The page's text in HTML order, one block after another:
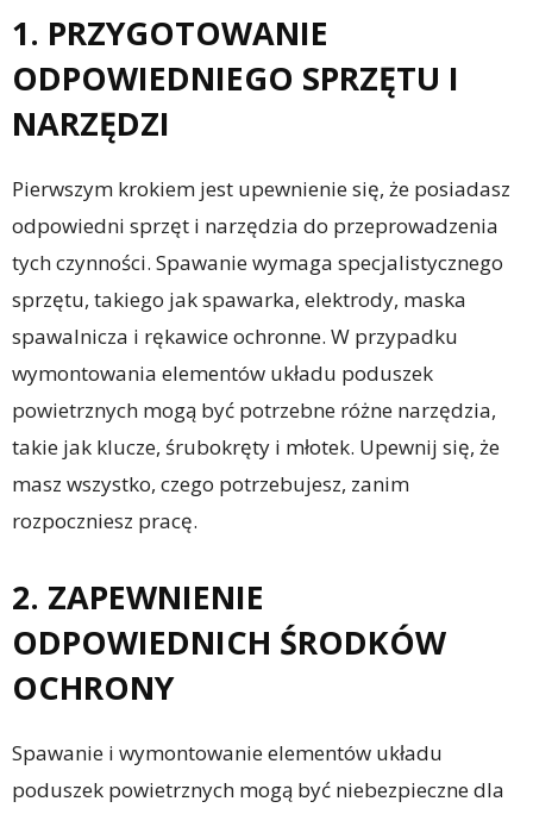
1. PRZYGOTOWANIE
ODPOWIEDNIEGO SPRZĘTU I
NARZĘDZI
Pierwszym krokiem jest upewnienie się, że posiadasz
odpowiedni sprzęt i narzędzia do przeprowadzenia
tych czynności. Spawanie wymaga specjalistycznego
sprzętu, takiego jak spawarka, elektrody, maska
spawalnicza i rękawice ochronne. W przypadku
wymontowania elementów układu poduszek
powietrznych mogą być potrzebne różne narzędzia,
takie jak klucze, śrubokręty i młotek. Upewnij się, że
masz wszystko, czego potrzebujesz, zanim
rozpoczniesz pracę.
2. ZAPEWNIENIE
ODPOWIEDNICH ŚRODKÓW
OCHRONY
Spawanie i wymontowanie elementów układu
poduszek powietrznych mogą być niebezpieczne dla